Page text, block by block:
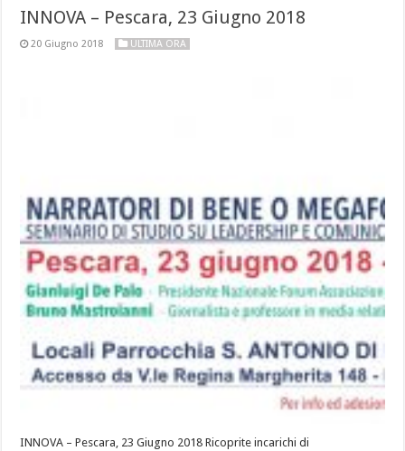
INNOVA – Pescara, 23 Giugno 2018
20 Giugno 2018 ULTIMA ORA
INNOVA – Pescara, 23 Giugno 2018 Ricoprite incarichi di